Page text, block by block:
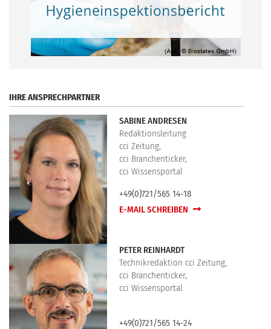
IHRE ANSPRECHPARTNER
SABINE ANDRESEN
Redaktionsleitung
cci Zeitung,
cci Branchenticker,
cci Wissensportal
+49(0)721/565 14-18
E-MAIL SCHREIBEN
PETER REINHARDT
Technikredaktion cci Zeitung,
cci Branchenticker,
cci Wissensportal
+49(0)721/565 14-24